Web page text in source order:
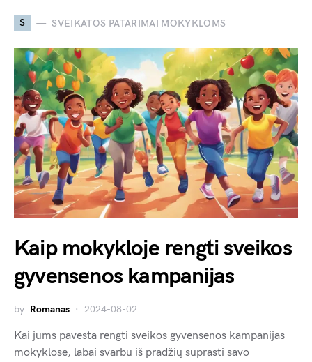
S SVEIKATOS PATARIMAI MOKYKLOMS
Kaip mokykloje rengti sveikos
gyvensenos kampanijas
by Romanas 2024-08-02
Kai jums pavesta rengti sveikos gyvensenos kampanijas
mokyklose, labai svarbu iš pradžių suprasti savo